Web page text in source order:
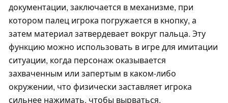
документации, заключается в механизме, при
котором палец игрока погружается в кнопку, а
затем материал затвердевает вокруг пальца. Эту
функцию можно использовать в игре для имитации
ситуации, когда персонаж оказывается
захваченным или запертым в каком-либо
окружении, что физически заставляет игрока
сильнее нажимать, чтобы вырваться.